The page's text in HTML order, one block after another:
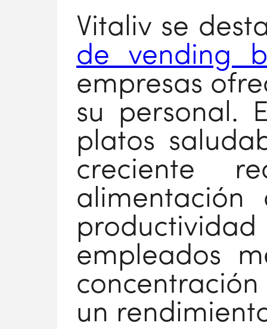
Vitaliv se
de vending
empresas
su personal.
platos
creciente
empleados
un